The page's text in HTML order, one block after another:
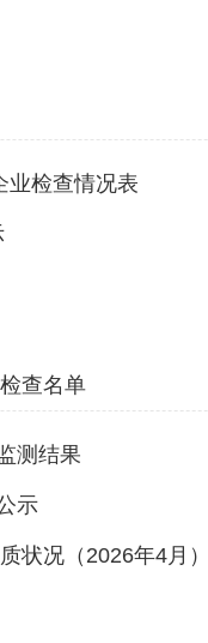
业检查情况表
查名单
测结果
示
状况（2026年4月）